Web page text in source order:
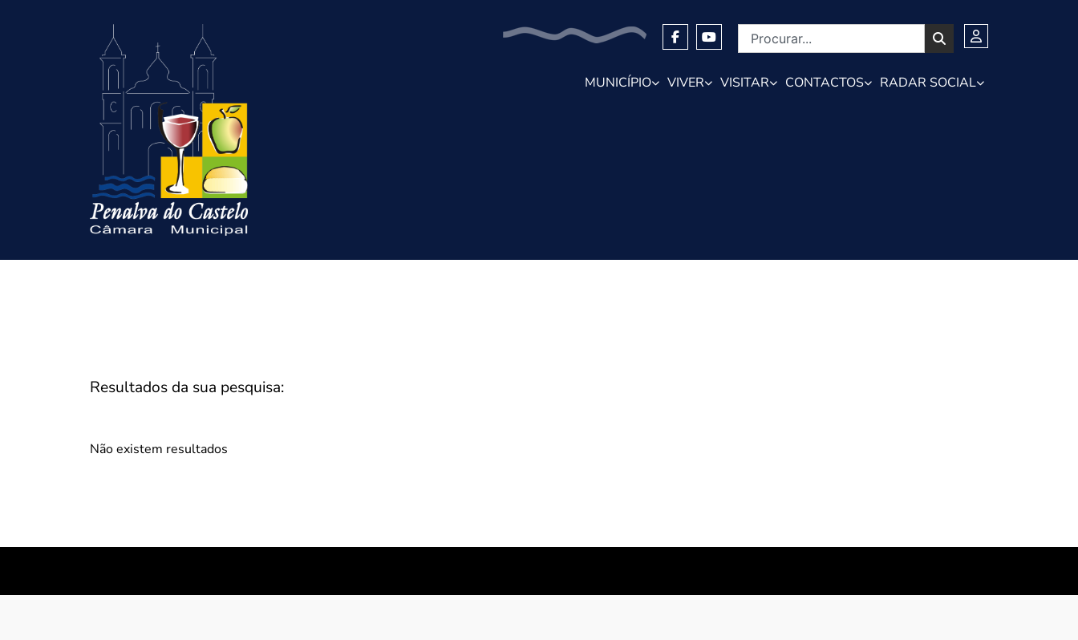
MUNICÍPIO VIVER VISITAR CONTACTOS RADAR SOCIAL
Resultados da sua pesquisa:
Não existem resultados